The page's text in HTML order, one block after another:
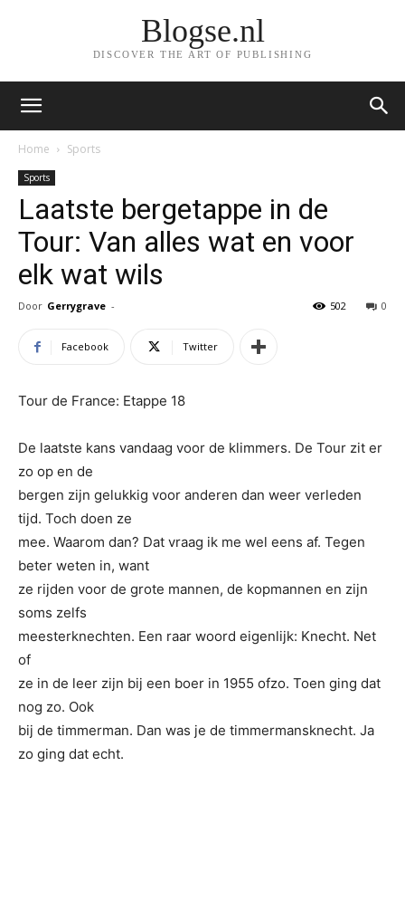
Blogse.nl
DISCOVER THE ART OF PUBLISHING
Home Sports
Sports
Laatste bergetappe in de
Tour: Van alles wat en voor
elk wat wils
Door Gerrygrave - 0
502
Facebook Twitter
Tour de France: Etappe 18
De laatste kans vandaag voor de klimmers. De Tour zit er
zo op en de
bergen zijn gelukkig voor anderen dan weer verleden
tijd. Toch doen ze
mee. Waarom dan? Dat vraag ik me wel eens af. Tegen
beter weten in, want
ze rijden voor de grote mannen, de kopmannen en zijn
soms zelfs
meesterknechten. Een raar woord eigenlijk: Knecht. Net
of
ze in de leer zijn bij een boer in 1955 ofzo. Toen ging dat
nog zo. Ook
bij de timmerman. Dan was je de timmermansknecht. Ja
zo ging dat echt.